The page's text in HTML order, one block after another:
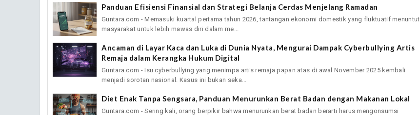
Panduan Efisiensi Finansial dan Strategi Belanja Cerdas Menjelang Ramadan
Guntara.com - Memasuki kuartal pertama tahun 2026, tantangan ekonomi domestik yang fluktuatif menuntut
masyarakat untuk lebih mawas diri dalam me...
Ancaman di Layar Kaca dan Luka di Dunia Nyata, Mengurai Dampak Cyberbullying Artis
Remaja dalam Kerangka Hukum Digital
Guntara.com - Isu cyberbullying yang menimpa artis remaja papan atas di awal November 2025 kembali
menjadi sorotan nasional. Kasus ini bukan seka...
Diet Enak Tanpa Sengsara, Panduan Menurunkan Berat Badan dengan Makanan Lokal
Guntara.com - Sering kali, orang berpikir bahwa menurunkan berat badan berarti harus mengonsumsi